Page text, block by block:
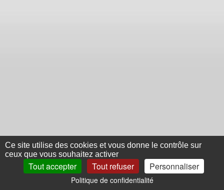
Ce site utilise des cookies et vous donne le contrôle sur
ceux que vous souhaitez activer
Tout accepter Tout refuser Personnaliser
Politique de confidentialité